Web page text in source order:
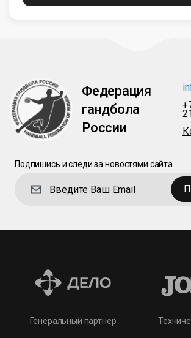
Федерация
гандбола
России
Подпишись и следи за новостями сайта
Генеральный партнер